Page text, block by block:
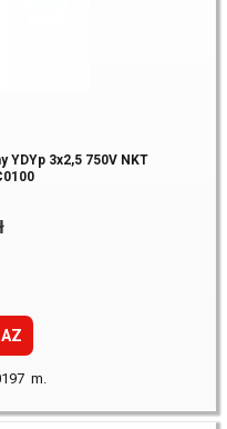
3x2,5 750V NKT
m.